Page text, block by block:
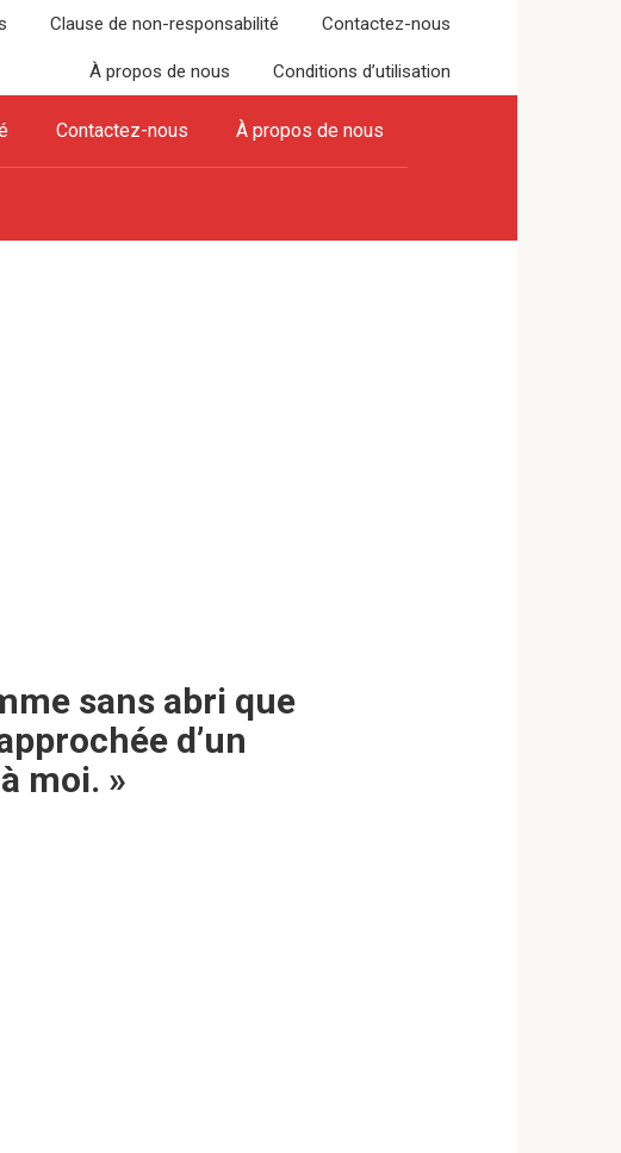
Clause de non-responsabilité Contactez-nous
À propos de nous Conditions d’utilisation
Contactez-nous À propos de nous
sans abri que
d’un
moi. »